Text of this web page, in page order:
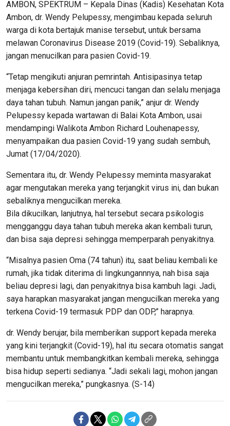
AMBON, SPEKTRUM – Kepala Dinas (Kadis) Kesehatan Kota
Ambon, dr. Wendy Pelupessy, mengimbau kepada seluruh
warga di kota bertajuk manise tersebut, untuk bersama
melawan Coronavirus Disease 2019 (Covid-19). Sebaliknya,
jangan menucilkan para pasien Covid-19.
“Tetap mengikuti anjuran pemrintah. Antisipasinya tetap
menjaga kebersihan diri, mencuci tangan dan selalu menjaga
daya tahan tubuh. Namun jangan panik,” anjur dr. Wendy
Pelupessy kepada wartawan di Balai Kota Ambon, usai
mendampingi Walikota Ambon Richard Louhenapessy,
menyampaikan dua pasien Covid-19 yang sudah sembuh,
Jumat (17/04/2020).
Sementara itu, dr. Wendy Pelupessy meminta masyarakat
agar mengutakan mereka yang terjangkit virus ini, dan bukan
sebaliknya mengucilkan mereka.
Bila dikucilkan, lanjutnya, hal tersebut secara psikologis
mengganggu daya tahan tubuh mereka akan kembali turun,
dan bisa saja depresi sehingga memperparah penyakitnya.
“Misalnya pasien Oma (74 tahun) itu, saat beliau kembali ke
rumah, jika tidak diterima di lingkungannnya, nah bisa saja
beliau depresi lagi, dan penyakitnya bisa kambuh lagi. Jadi,
saya harapkan masyarakat jangan mengucilkan mereka yang
terkena Covid-19 termasuk PDP dan ODP,” harapnya.
dr. Wendy berujar, bila memberikan support kepada mereka
yang kini terjangkit (Covid-19), hal itu secara otomatis sangat
membantu untuk membangkitkan kembali mereka, sehingga
bisa hidup seperti sedianya. “Jadi sekali lagi, mohon jangan
mengucilkan mereka,” pungkasnya. (S-14)